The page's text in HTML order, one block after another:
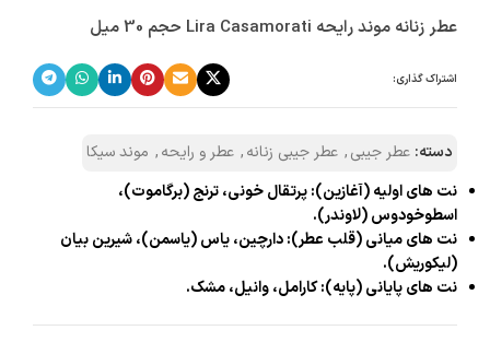
عطر زنانه موند رایحه Lira Casamorati حجم 30 میل
اشتراک گذاری:
دسته: عطر جیبی, عطر جیبی زنانه, عطر و رایحه, موند سیکا
نت‌ های اولیه (آغازین): پرتقال خونی، ترنج (برگاموت)،
اسطوخودوس (لاوندر).
نت‌ های میانی (قلب عطر): دارچین، یاس (یاسمن)، شیرین بیان
(لیکوریش).
نت‌ های پایانی (پایه): کارامل، وانیل، مشک.